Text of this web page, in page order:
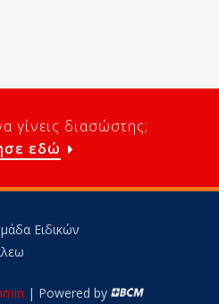
γίνεις διασώστης;
εδώ
Ειδικών
| Powered by